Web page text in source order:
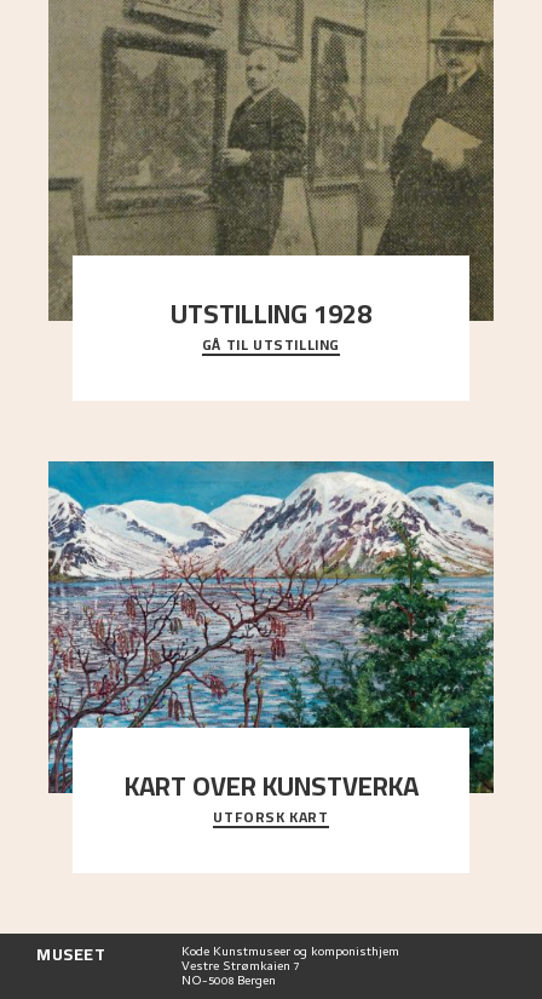
UTSTILLING 1928
Då Astrup døydde i 1928, tok vennene Moritz
Kaland og Simon Thorbjørnsen initiativ til å
GÅ TIL UTSTILLING
KART OVER KUNSTVERKA
Utforsk stedene og utsiktene i Astrups malerier
UTFORSK KART
MUSEET Kode Kunstmuseer og komponisthjem
Vestre Strømkaien 7
NO-5008 Bergen